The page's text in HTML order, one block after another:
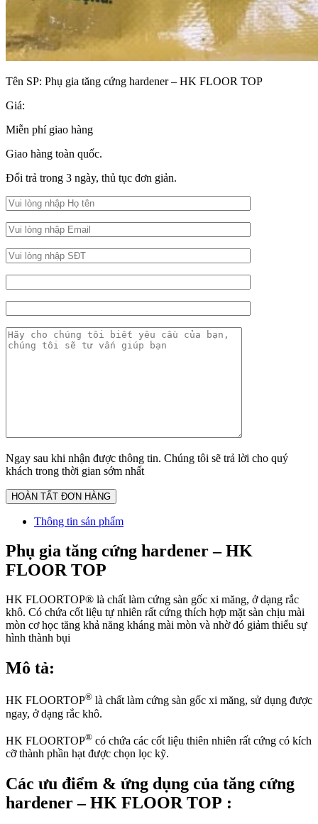
Tên SP: Phụ gia tăng cứng hardener – HK FLOOR TOP
Giá:
Miễn phí giao hàng
Giao hàng toàn quốc.
Đổi trả trong 3 ngày, thủ tục đơn giản.
Ngay sau khi nhận được thông tin. Chúng tôi sẽ trả lời cho quý
khách trong thời gian sớm nhất
Thông tin sản phẩm
Phụ gia tăng cứng hardener – HK
FLOOR TOP
HK FLOORTOP® là chất làm cứng sàn gốc xi măng, ở dạng rắc
khô. Có chứa cốt liệu tự nhiên rất cứng thích hợp mặt sàn chịu mài
mòn cơ học tăng khả năng kháng mài mòn và nhờ đó giảm thiểu sự
hình thành bụi
Mô tả:
HK FLOORTOP® là chất làm cứng sàn gốc xi măng, sử dụng được
ngay, ở dạng rắc khô.
HK FLOORTOP® có chứa các cốt liệu thiên nhiên rất cứng có kích
cỡ thành phần hạt được chọn lọc kỹ.
Các ưu điểm & ứng dụng của tăng cứng
hardener – HK FLOOR TOP :